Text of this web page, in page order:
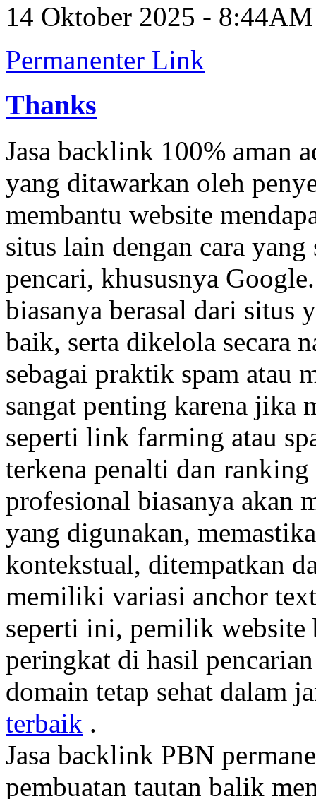
14 Oktober 2025 - 8:44AM
Permanenter Link
Thanks
Jasa backlink 100% aman
yang ditawarkan oleh
membantu website
situs lain dengan cara
pencari, khususnya
biasanya berasal dari situs
baik, serta dikelola secara
sebagai praktik spam atau
sangat penting karena jika
seperti link farming atau
terkena penalti dan
profesional biasanya akan
yang digunakan,
kontekstual, ditempatkan
memiliki variasi anchor
seperti ini, pemilik website
peringkat di hasil
domain tetap sehat dalam
terbaik .
Jasa backlink PBN
pembuatan tautan balik